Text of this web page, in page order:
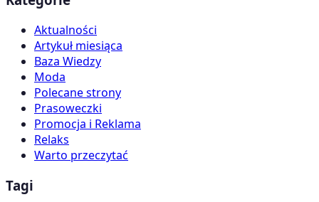
Aktualności
Artykuł miesiąca
Baza Wiedzy
Moda
Polecane strony
Prasoweczki
Promocja i Reklama
Relaks
Warto przeczytać
Tagi